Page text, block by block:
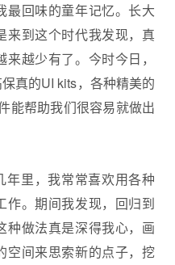
最回味的童年记忆。长大
来到这个时代我发现，真
越少有了。今时今日，
真的UI kits，各种精美的
能帮助我们很容易就做出
年里，我常常喜欢用各种
作。期间我发现，回归到
种做法真是深得我心，画
空间来思索新的点子，挖